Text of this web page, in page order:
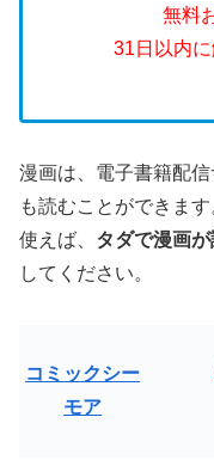
無料
31日以内に
漫画は、電子書籍配
も読むことができま
使えば、 タダで漫画
してください。
コミックシー
モア